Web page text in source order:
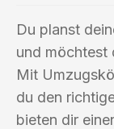
Du planst
und möchtest
Mit
du den
bieten dir